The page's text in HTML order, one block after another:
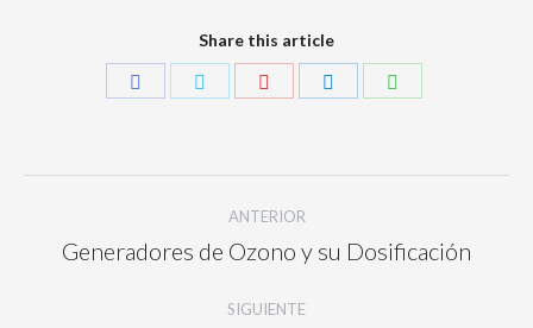
Share this article
ANTERIOR
Generadores de Ozono y su Dosificación
SIGUIENTE